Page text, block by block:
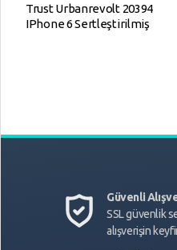
Trust Urbanrevolt 20394
IPhone 6 Sertleştirilmiş
Güvenli
SSL güvenlik
alışverişin